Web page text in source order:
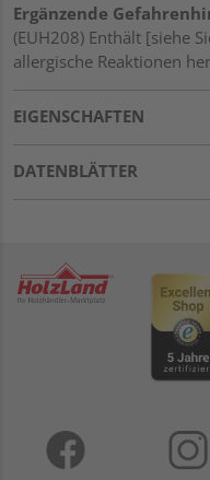
Ergänzende
(EUH208) Enthält [siehe
allergische Reaktionen
EIGENSCHAFTEN
DATENBLÄTTER